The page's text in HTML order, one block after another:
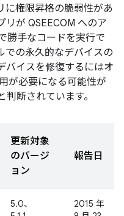
に権限昇格の脆弱性があ
リが QSEECOM へのア
勝手なコードを実行で
での永久的なデバイスの
バイスを修復するにはオ
が必要になる可能性が
断されています。
更新対象
のバージ
ョン
報告日
5.0、
2015 年